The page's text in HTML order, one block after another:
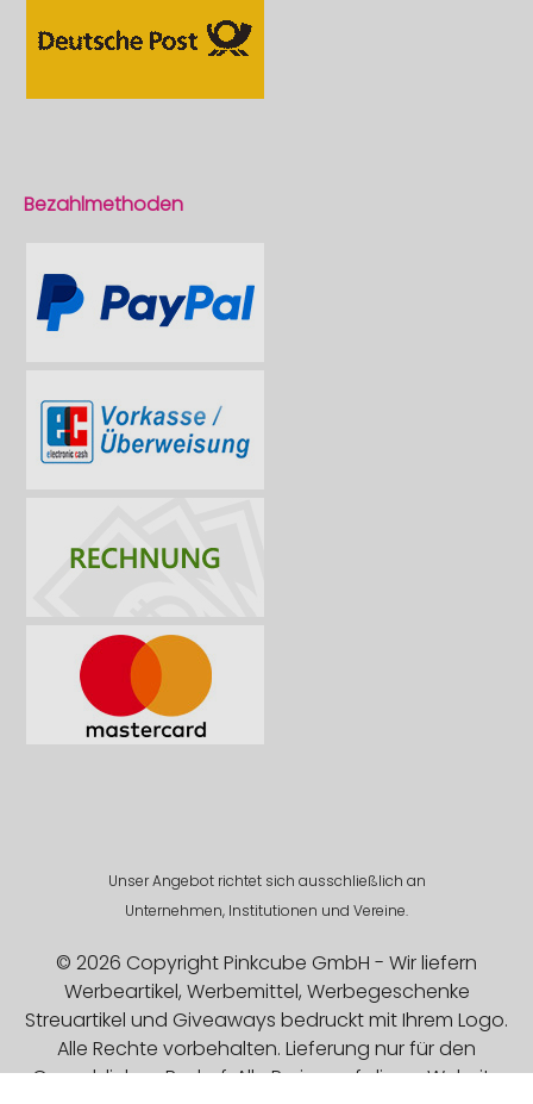
Bezahlmethoden
Unser Angebot richtet sich ausschließlich an
Unternehmen, Institutionen und Vereine.
© 2026 Copyright Pinkcube GmbH - Wir liefern
Werbeartikel, Werbemittel, Werbegeschenke
Streuartikel und Giveaways bedruckt mit Ihrem Logo.
Alle Rechte vorbehalten. Lieferung nur für den
Gewerblichen Bedarf. Alle Preise auf dieser Website